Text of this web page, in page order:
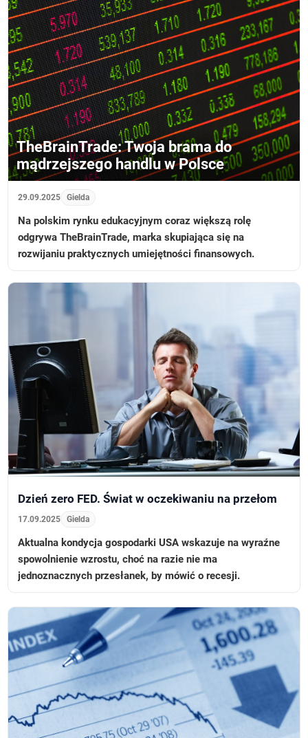
TheBrainTrade: Twoja brama do
mądrzejszego handlu w Polsce
29.09.2025 Gielda
Na polskim rynku edukacyjnym coraz większą rolę
odgrywa TheBrainTrade, marka skupiająca się na
rozwijaniu praktycznych umiejętności finansowych.
Dzień zero FED. Świat w oczekiwaniu na przełom
17.09.2025 Gielda
Aktualna kondycja gospodarki USA wskazuje na wyraźne
spowolnienie wzrostu, choć na razie nie ma
jednoznacznych przesłanek, by mówić o recesji.